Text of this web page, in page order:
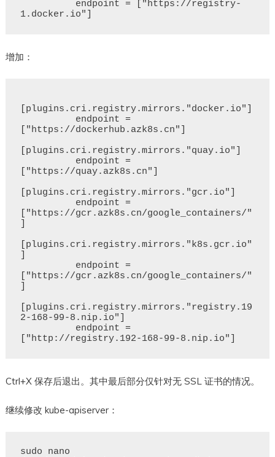
增加：
[plugins.cri.registry.mirrors."docker.io"]
["https://dockerhub.azk8s.cn"]
[plugins.cri.registry.mirrors."quay.io"]
["https://quay.azk8s.cn"]
[plugins.cri.registry.mirrors."gcr.io"]
["https://gcr.azk8s.cn/google_containers/"
[plugins.cri.registry.mirrors."k8s.gcr.io"
["https://gcr.azk8s.cn/google_containers/"
[plugins.cri.registry.mirrors."registry.19
2-168-99-8.nip.io"]
Ctrl+X 保存后退出。其中最后部分仅针对无 SSL 证书的情况。
继续修改 kube-apiserver：
sudo nano